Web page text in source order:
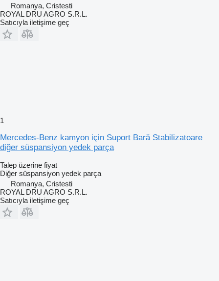
Romanya, Cristesti
ROYAL DRU AGRO S.R.L.
Satıcıyla iletişime geç
1
Mercedes-Benz kamyon için Suport Bară Stabilizatoare
diğer süspansiyon yedek parça
Talep üzerine fiyat
Diğer süspansiyon yedek parça
Romanya, Cristesti
ROYAL DRU AGRO S.R.L.
Satıcıyla iletişime geç